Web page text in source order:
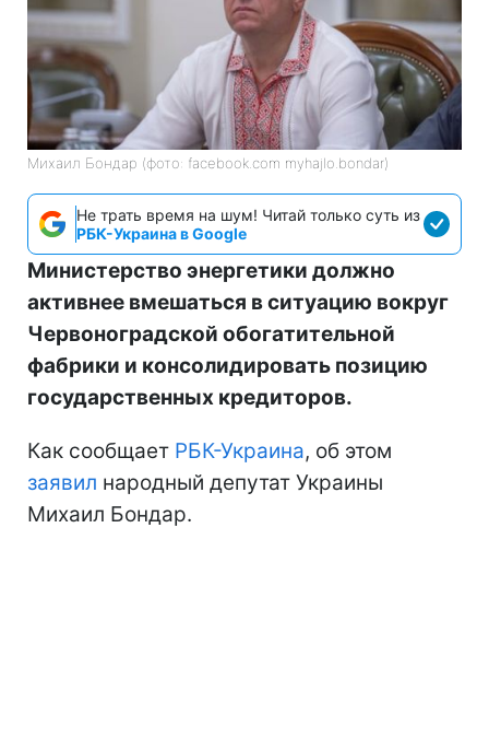
Михаил Бондар (фото: facebook.com myhajlo.bondar)
Не трать время на шум! Читай только суть из
РБК-Украина в Google
Министерство энергетики должно
активнее вмешаться в ситуацию вокруг
Червоноградской обогатительной
фабрики и консолидировать позицию
государственных кредиторов.
Как сообщает РБК-Украина, об этом
заявил народный депутат Украины
Михаил Бондар.